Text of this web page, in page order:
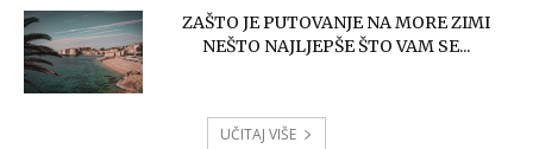
ZAŠTO JE PUTOVANJE NA MORE ZIMI
NEŠTO NAJLJEPŠE ŠTO VAM SE...
UČITAJ VIŠE